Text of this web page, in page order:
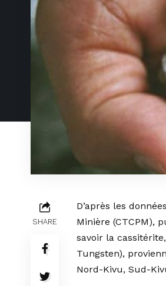
SHARE
D’après les
Minière (CTCPM),
savoir la
Tungsten),
Nord-Kivu, Sud-